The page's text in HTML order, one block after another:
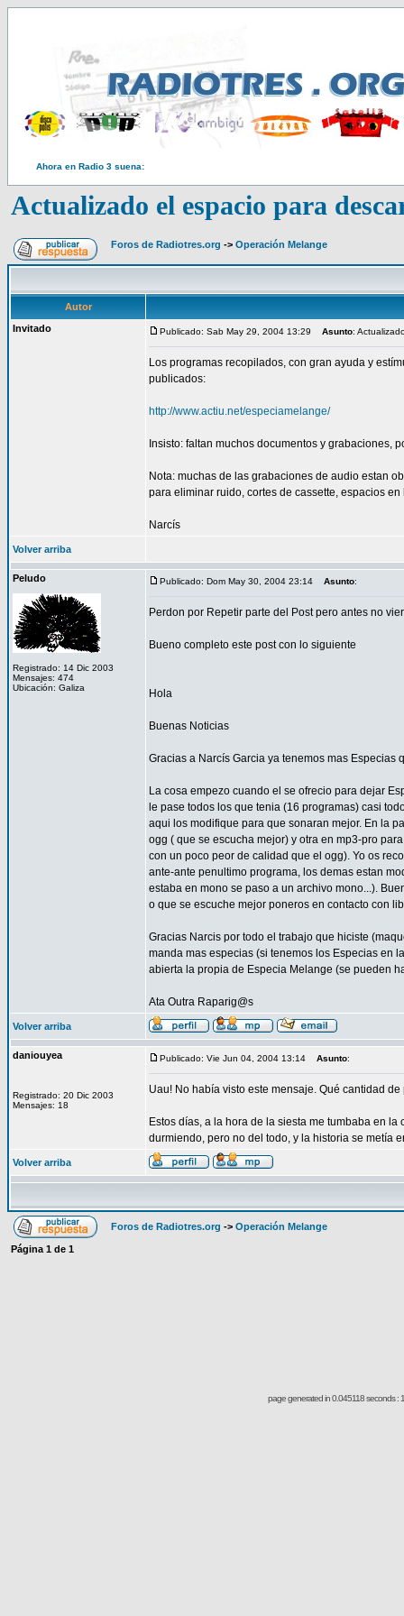
Ahora en Radio 3 suena:
Actualizado el espacio para
Foros de Radiotres.org -> Operación Melange
Autor
Invitado
Publicado: Sab May 29, 2004 13:29 Asunto:
Los programas recopilados, con gran ayuda y
publicados:
http://www.actiu.net/especiamelange/
Insisto: faltan muchos documentos y grabaciones,
Nota: muchas de las grabaciones de audio estan
para eliminar ruido, cortes de cassette, espacios
Narcís
Volver arriba
Peludo
Registrado: 14 Dic 2003
Mensajes: 474
Ubicación: Galiza
Publicado: Dom May 30, 2004 23:14 Asunto:
Perdon por Repetir parte del Post pero antes no
Bueno completo este post con lo siguiente
Hola
Buenas Noticias
Gracias a Narcís Garcia ya tenemos mas Especias
La cosa empezo cuando el se ofrecio para dejar
le pase todos los que tenia (16 programas) casi
aqui los modifique para que sonaran mejor. En la
ogg ( que se escucha mejor) y otra en mp3-pro
con un poco peor de calidad que el ogg). Yo os
ante-ante penultimo programa, los demas estan
estaba en mono se paso a un archivo mono...).
o que se escuche mejor poneros en contacto con
Gracias Narcis por todo el trabajo que hiciste
manda mas especias (si tenemos los Especias en
abierta la propia de Especia Melange (se pueden
Ata Outra Raparig@s
Volver arriba
daniouyea
Registrado: 20 Dic 2003
Mensajes: 18
Publicado: Vie Jun 04, 2004 13:14 Asunto:
Uau! No había visto este mensaje. Qué cantidad
Estos días, a la hora de la siesta me tumbaba en
durmiendo, pero no del todo, y la historia se metía
Volver arriba
Foros de Radiotres.org -> Operación Melange
Página 1 de 1
page generated in 0.045118 seconds :